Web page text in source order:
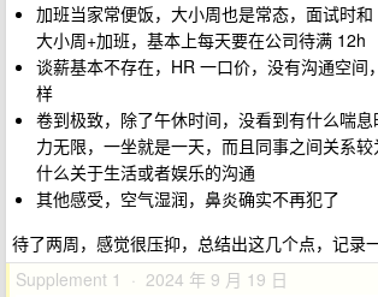
加班当家常便饭，大小周也是常态，面试时
大小周+加班，基本上每天要在公司待满 12h
谈薪基本不存在，HR 一口价，没有沟通空间
样
卷到极致，除了午休时间，没看到有什么喘
力无限，一坐就是一天，而且同事之间关系
什么关于生活或者娱乐的沟通
其他感受，空气湿润，鼻炎确实不再犯了
待了两周，感觉很压抑，总结出这几个点，记录
Supplement 1 · 2024 年 9 月 19 日